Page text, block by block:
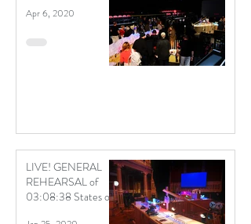
Apr 6, 2020
LIVE! GENERAL
REHEARSAL of
03:08:38 States of